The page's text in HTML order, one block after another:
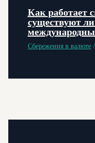
Как работает
существуют
Сбережения в валюте/